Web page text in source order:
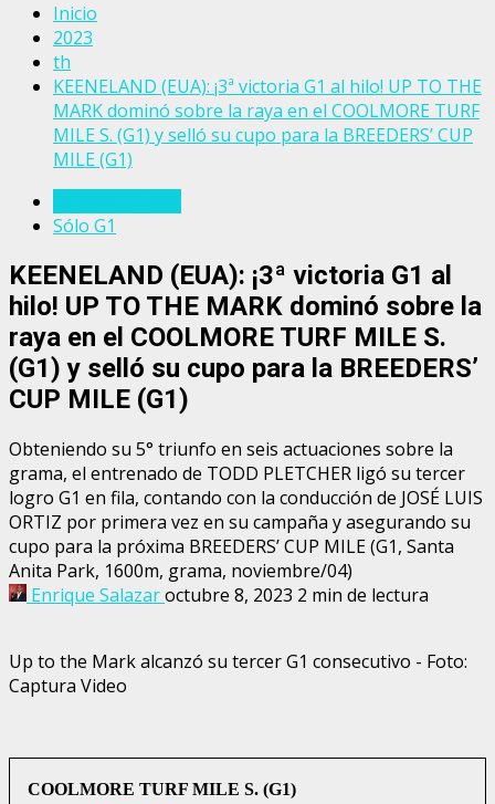
Inicio
2023
th
KEENELAND (EUA): ¡3ª victoria G1 al hilo! UP TO THE
MARK dominó sobre la raya en el COOLMORE TURF
MILE S. (G1) y selló su cupo para la BREEDERS’ CUP
MILE (G1)
Sólo G1
KEENELAND (EUA): ¡3ª victoria G1 al
hilo! UP TO THE MARK dominó sobre la
raya en el COOLMORE TURF MILE S.
(G1) y selló su cupo para la BREEDERS’
CUP MILE (G1)
Obteniendo su 5° triunfo en seis actuaciones sobre la
grama, el entrenado de TODD PLETCHER ligó su tercer
logro G1 en fila, contando con la conducción de JOSÉ LUIS
ORTIZ por primera vez en su campaña y asegurando su
cupo para la próxima BREEDERS’ CUP MILE (G1, Santa
Anita Park, 1600m, grama, noviembre/04)
Enrique Salazaroctubre 8, 2023 2 min de lectura
Up to the Mark alcanzó su tercer G1 consecutivo - Foto:
Captura Video
COOLMORE TURF MILE S. (G1)